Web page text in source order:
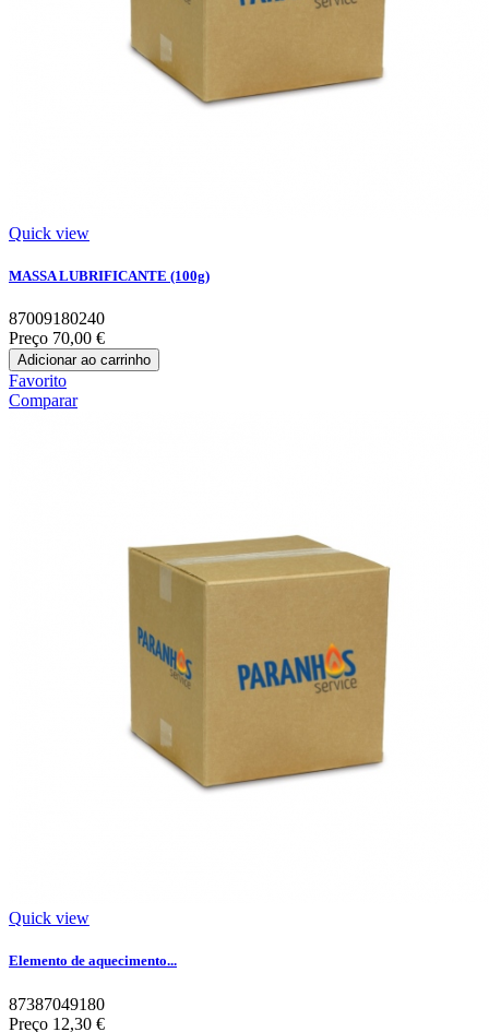
Quick view
MASSA LUBRIFICANTE (100g)
87009180240
Preço 70,00 €
Adicionar ao carrinho
Favorito
Comparar
Quick view
Elemento de aquecimento...
87387049180
Preço 12,30 €